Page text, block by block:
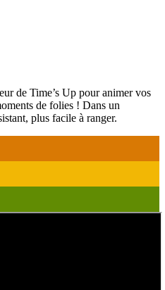
de Time’s Up pour animer vos
de folies ! Dans un
plus facile à ranger.